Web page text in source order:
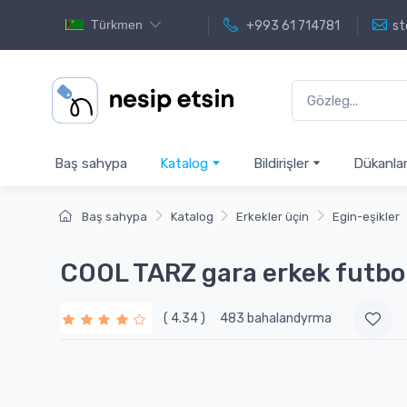
Türkmen +993 61 714781
Baş sahypa Katalog Bildirişler Dükanlar
Baş sahypa Katalog Erkekler üçin Egin-eşikler
COOL TARZ gara erkek
( 4.34 ) 483 bahalandyrma